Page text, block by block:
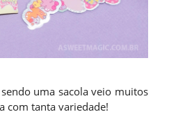
uma sacola veio muitos
com tanta variedade!